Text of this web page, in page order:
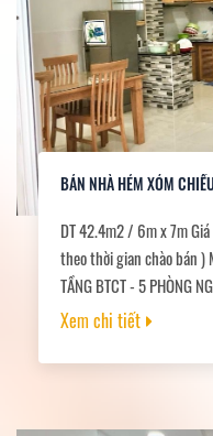
BÁN NHÀ HẺM XÓM
DT 42.4m2 / 6m x 7m
theo thời gian chào bán )
TẦNG BTCT - 5 PHÒNG
THÁNG Diện tích 43M2
xe hơi .Pháp Lý: sổ hồng
Xem chi tiết